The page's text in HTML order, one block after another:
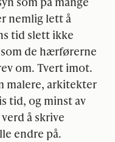
nemlig lett å
tid slett ikke
de hærførerne
om. Tvert imot.
malere, arkitekter
tid, og minst av
å skrive
endre på.